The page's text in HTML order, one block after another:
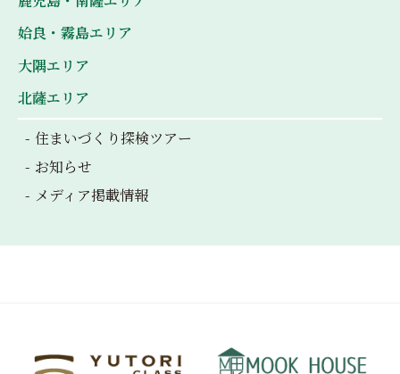
ン姶良・霧島エリア
大隅エリア
北薩エリア
住まいづくり探検ツアー
お知らせ
メディア掲載情報